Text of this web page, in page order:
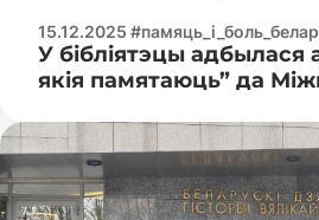
15.12.2025
У бібліятэцы адбылася
якія памятаюць” да
генацыду.